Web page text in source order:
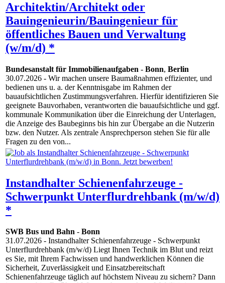
Architektin/Architekt oder
Bauingenieurin/Bauingenieur für
öffentliches Bauen und Verwaltung
(w/m/d) *
Bundesanstalt für Immobilienaufgaben - Bonn, Berlin
30.07.2026 - Wir machen unsere Baumaßnahmen effizienter, und
bedienen uns u. a. der Kenntnisgabe im Rahmen der
bauaufsichtlichen Zustimmungsverfahren. Hierfür identifizieren Sie
geeignete Bauvorhaben, verantworten die bauaufsichtliche und ggf.
kommunale Kommunikation über die Einreichung der Unterlagen,
die Anzeige des Baubeginns bis hin zur Übergabe an die Nutzerin
bzw. den Nutzer. Als zentrale Ansprechperson stehen Sie für alle
Fragen zu den von...
Instandhalter Schienenfahrzeuge -
Schwerpunkt Unterflurdrehbank (m/w/d)
*
SWB Bus und Bahn - Bonn
31.07.2026 - Instandhalter Schienenfahrzeuge - Schwerpunkt
Unterflurdrehbank (m/w/d) Liegt Ihnen Technik im Blut und reizt
es Sie, mit Ihrem Fachwissen und handwerklichen Können die
Sicherheit, Zuverlässigkeit und Einsatzbereitschaft
Schienenfahrzeuge täglich auf höchstem Niveau zu sichern? Dann